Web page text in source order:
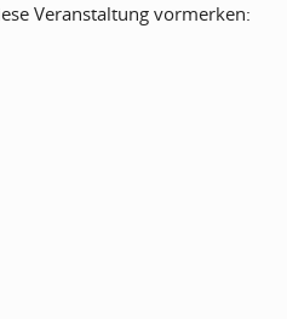
Veranstaltung vormerken: